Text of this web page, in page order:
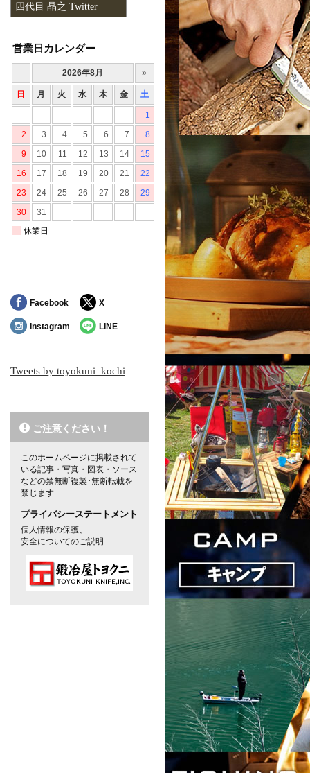
四代目 晶之 Twitter
営業日カレンダー
Facebook X
Instagram LINE
Tweets by toyokuni_kochi
ご注意ください！
このホームページに掲載されて
いる記事・写真・図表・ソース
などの禁無断複製･無断転載を
禁じます
プライバシーステートメント
個人情報の保護、
安全についてのご説明